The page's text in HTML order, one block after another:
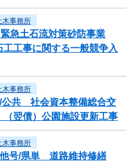
木事務所
急土石流対策砂防事業
工事に関する一般競争入
木事務所
/公共 社会資本整備総合交
翌債）公園施設更新工事
木事務所
他号/県単 道路維持修繕